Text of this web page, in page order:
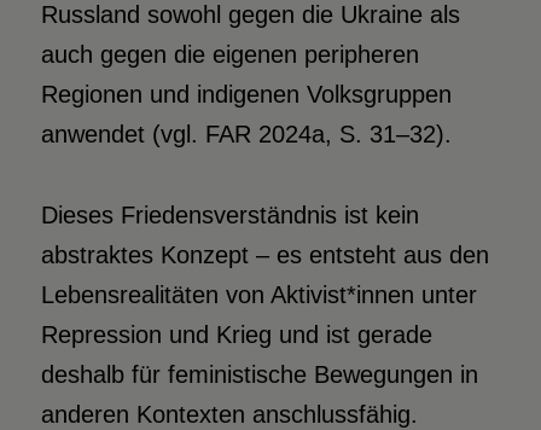
Russland sowohl gegen die Ukraine als
auch gegen die eigenen peripheren
Regionen und indigenen Volksgruppen
anwendet (vgl. FAR 2024a, S. 31–32).
Dieses Friedensverständnis ist kein
abstraktes Konzept – es entsteht aus den
Lebensrealitäten von Aktivist*innen unter
Repression und Krieg und ist gerade
deshalb für feministische Bewegungen in
anderen Kontexten anschlussfähig.